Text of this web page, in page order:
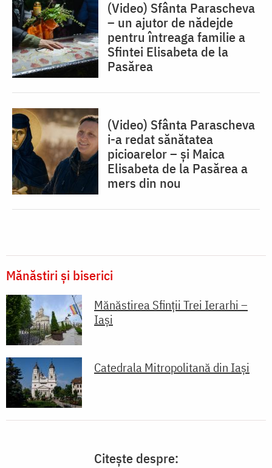
(Video) Sfânta Parascheva
– un ajutor de nădejde
pentru întreaga familie a
Sfintei Elisabeta de la
Pasărea
(Video) Sfânta Parascheva
i-a redat sănătatea
picioarelor – și Maica
Elisabeta de la Pasărea a
mers din nou
Mănăstiri și biserici
Mănăstirea Sfinții Trei Ierarhi –
Iași
Catedrala Mitropolitană din Iaşi
Citește despre: